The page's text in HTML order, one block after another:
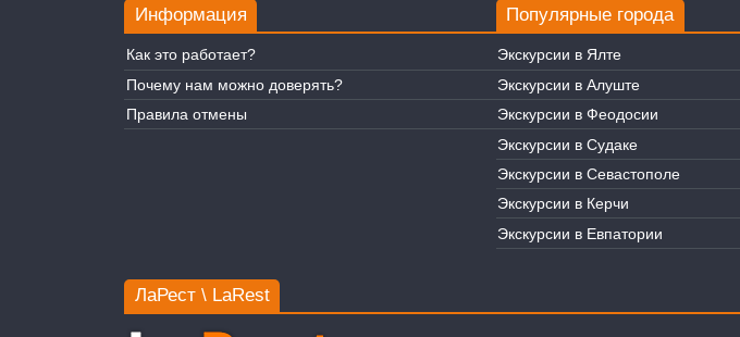
Информация
Как это работает?
Почему нам можно доверять?
Правила отмены
Популярные города
Экскурсии в Ялте
Экскурсии в Алуште
Экскурсии в Феодосии
Экскурсии в Судаке
Экскурсии в Севастополе
Экскурсии в Керчи
Экскурсии в Евпатории
ЛаРест \ LaRest